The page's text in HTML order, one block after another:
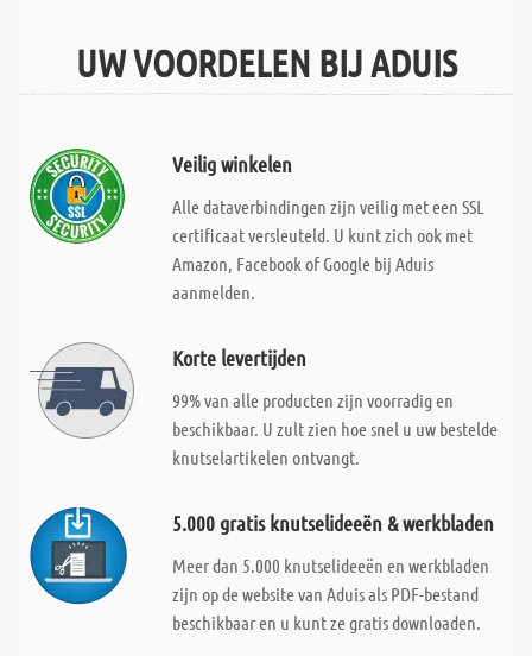
UW VOORDELEN BIJ ADUIS
Veilig winkelen
Alle dataverbindingen zijn veilig met een SSL
certificaat versleuteld. U kunt zich ook met
Amazon, Facebook of Google bij Aduis
aanmelden.
Korte levertijden
99% van alle producten zijn voorradig en
beschikbaar. U zult zien hoe snel u uw bestelde
knutselartikelen ontvangt.
5.000 gratis knutselideeën & werkbladen
Meer dan 5.000 knutselideeën en werkbladen
zijn op de website van Aduis als PDF-bestand
beschikbaar en u kunt ze gratis downloaden.